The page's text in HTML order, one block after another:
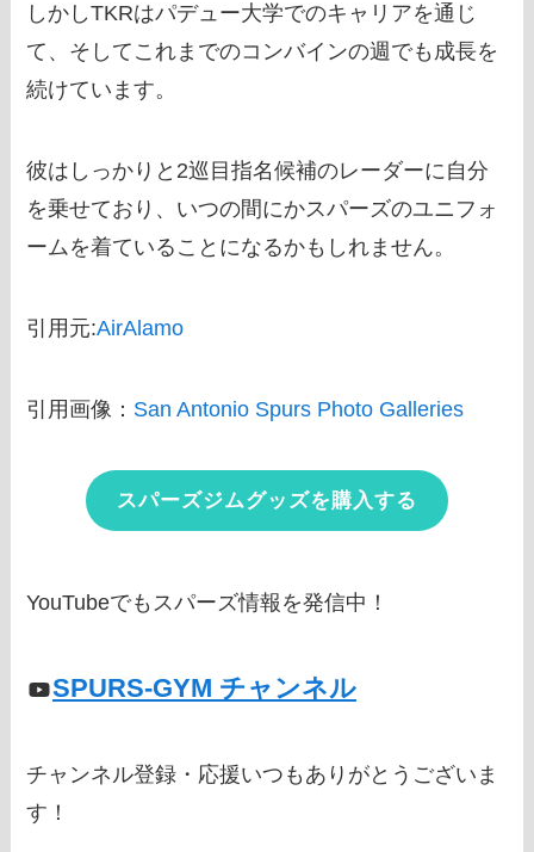
しかしTKRはパデュー大学でのキャリアを通じ
て、そしてこれまでのコンバインの週でも成長を
続けています。
彼はしっかりと2巡目指名候補のレーダーに自分
を乗せており、いつの間にかスパーズのユニフォ
ームを着ていることになるかもしれません。
引用元:AirAlamo
引用画像： San Antonio Spurs Photo Galleries
スパーズジムグッズを購入する
YouTubeでもスパーズ情報を発信中！
SPURS-GYM チャンネル
チャンネル登録・応援いつもありがとうございま
す！